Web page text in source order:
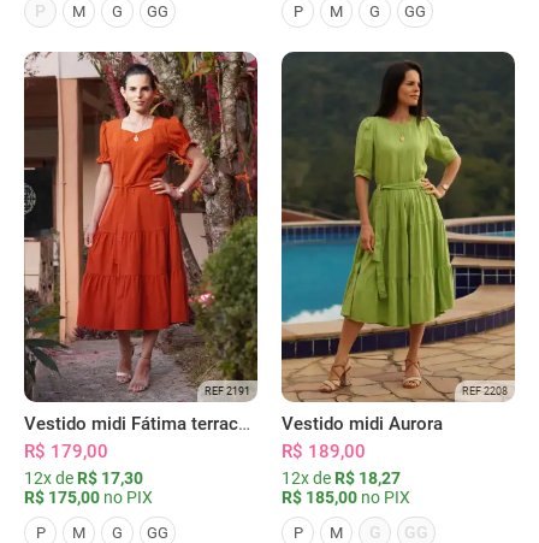
P
M G GG P M G GG
REF 2191
Vestido midi Fátima terracota
R$ 179,00
12x de R$ 17,30
R$ 175,00 no PIX
P M G GG
REF 2208
Vestido midi Aurora
R$ 189,00
12x de R$ 18,27
R$ 185,00 no PIX
P M G GG